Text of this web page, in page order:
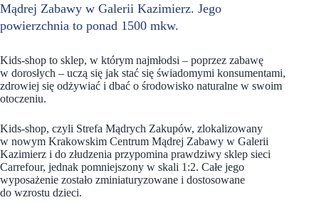
Mądrej Zabawy w Galerii Kazimierz. Jego
powierzchnia to ponad 1500 mkw.
Kids-shop to sklep, w którym najmłodsi – poprzez zabawę
w dorosłych – uczą się jak stać się świadomymi konsumentami,
zdrowiej się odżywiać i dbać o środowisko naturalne w swoim
otoczeniu.
Kids-shop, czyli Strefa Mądrych Zakupów, zlokalizowany
w nowym Krakowskim Centrum Mądrej Zabawy w Galerii
Kazimierz i do złudzenia przypomina prawdziwy sklep sieci
Carrefour, jednak pomniejszony w skali 1:2. Całe jego
wyposażenie zostało zminiaturyzowane i dostosowane
do wzrostu dzieci.